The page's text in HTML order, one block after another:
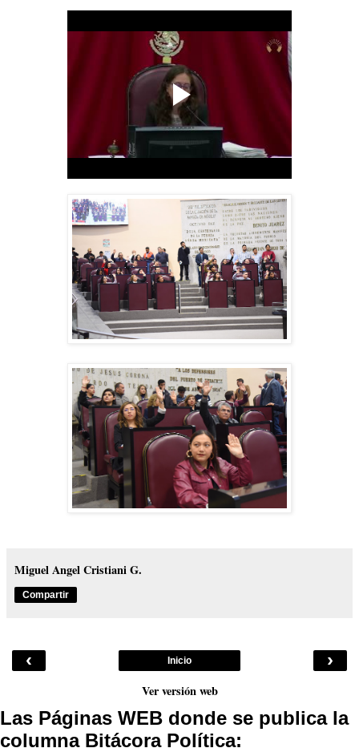
Miguel Angel Cristiani G.
Compartir
‹ ›
Inicio
Ver versión web
Las Páginas WEB donde se publica la
columna Bitácora Política: